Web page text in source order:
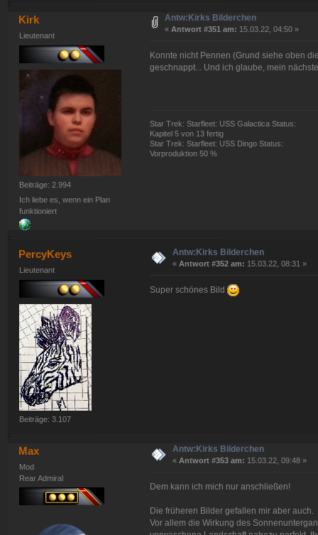
Kirk
Lieutenant
Beiträge: 2.994
Ich liebe es, wenn ein Plan
funktioniert
Antw:Kirks Bilderchen
«Antwort #351 am: 15.03.22, 04:50 »
Konnte nicht Pennen (Grund siehe oben
geschnappt... Und ich glaube, mein
Star Trek: Starfleet: USS Galactica Status:
Kapitel 5 von 13 fertig
Star Trek: Starfleet: USS Dingo Status:
Vorproduktion 50 %
PercyKeys
Lieutenant
Beiträge: 3.107
Antw:Kirks Bilderchen
«Antwort #352 am: 15.03.22, 08:31 »
Super schönes Bild
Max
Mod
Rear Admiral
Antw:Kirks Bilderchen
« Antwort #353 am: 15.03.22, 09:48 »
Dem kann ich mich nur anschließen!
Die früheren Bilder gefallen mir aber auch.
Vor allem die Wirkung des